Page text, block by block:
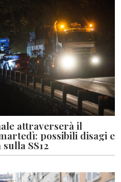
attraverserà il
possibili disagi e
SS12